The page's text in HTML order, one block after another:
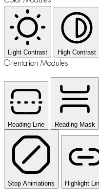
Light Contrast High Contrast
Orientation Modules
Reading Line Reading Mask
Stop Animations Highlight